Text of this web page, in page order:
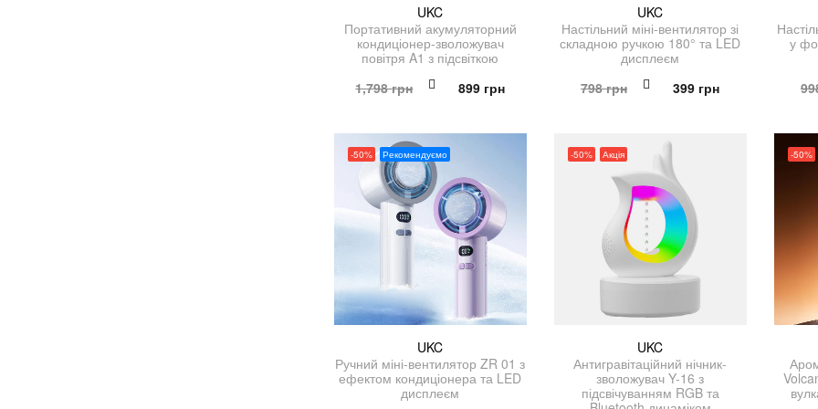
UKC
Портативний акумуляторний
кондиціонер-зволожувач
повітря A1 з підсвіткою
1,798грн
Оригінальна
899 грнПоточна
UKC
Настільний міні-вентилятор зі
складною ручкою 180° та LED
дисплеєм
798грн
Оригінальна
399 грнПоточна
у
-50% Рекомендуємо
UKC
Ручний міні-вентилятор ZR 01 з
ефектом кондиціонера та LED
дисплеєм
-50% Акція
UKC
Антигравітаційний нічник-
зволожувач Y-16 з
підсвічуванням RGB та
-50%